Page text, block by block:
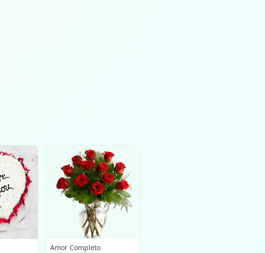
Amor Completo